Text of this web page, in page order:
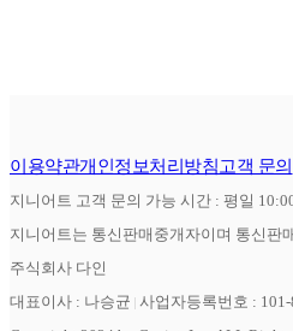
이용약관개인정보처리방침고객 문의
지니어트 고객 문의 가능 시간 : 평일
지니어트는 통신판매중개자이며 통신판
주식회사 다인
대표이사 : 나승균 사업자등록번호 : 101-